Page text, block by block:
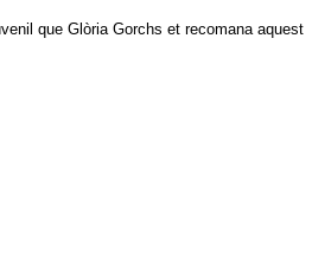
que Glòria Gorchs et recomana aquest